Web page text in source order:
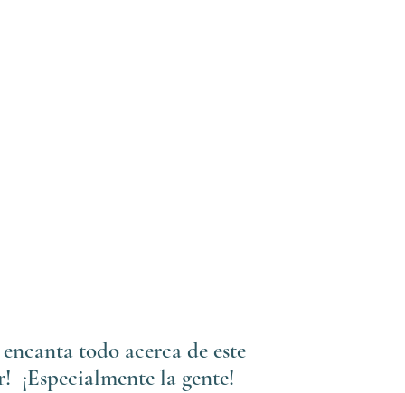
encanta todo acerca de este
¡Especialmente la gente!